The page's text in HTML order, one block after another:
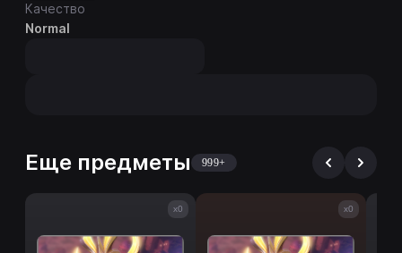
Качество
Normal
Еще предметы 999+
x0 x0